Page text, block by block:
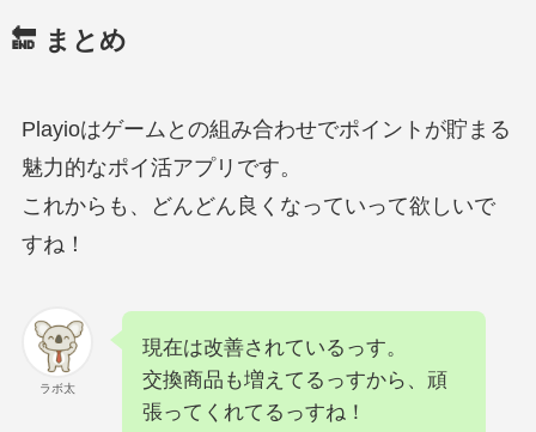
🔚 まとめ
Playioはゲームとの組み合わせでポイントが貯まる
魅力的なポイ活アプリです。
これからも、どんどん良くなっていって欲しいで
すね！
ラボ太
現在は改善されているっす。
交換商品も増えてるっすから、頑
張ってくれてるっすね！